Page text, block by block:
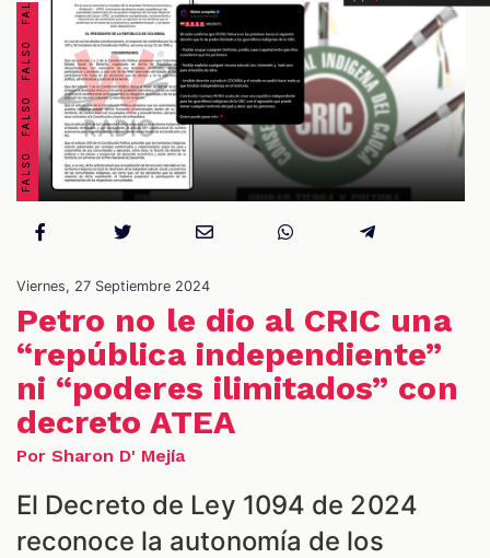
Viernes, 27 Septiembre 2024
Petro no le dio al CRIC una
“república independiente”
ni “poderes ilimitados” con
decreto ATEA
Por Sharon D' Mejía
El Decreto de Ley 1094 de 2024
reconoce la autonomía de los